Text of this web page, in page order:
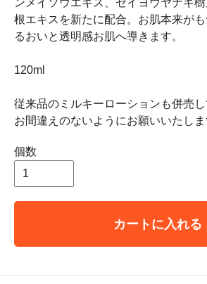
ンメイソウエキス、セイヨウヤナギ
根エキスを新たに配合。お肌本来が
るおいと透明感お肌へ導きます。
120ml
従来品のミルキーローションも併売し
お間違えのないようにお願いいたしま
個数
カートに入れる